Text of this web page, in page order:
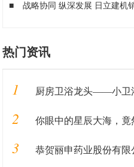
■ 战略协同 纵深发展 日立建机销售（
热门资讯
1 厨房卫浴龙头——小卫
2 你眼中的星辰大海，竟然
3 恭贺丽申药业股份有限